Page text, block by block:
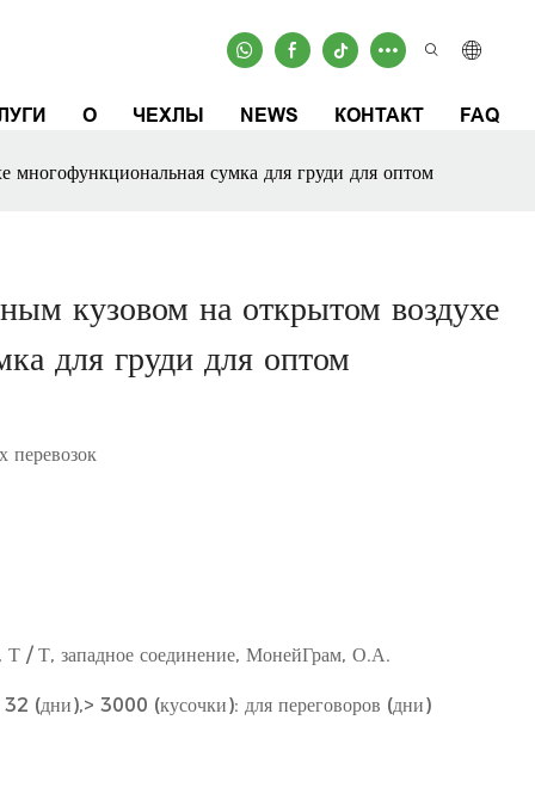
О ЧЕХЛЫ NEWS КОНТАКТ FAQ
сумка для груди для оптом
кузовом на открытом воздухе
для груди для оптом
перевозок
Т, западное соединение, МонейГрам, О.А.
(дни),> 3000 (кусочки): для переговоров (дни)